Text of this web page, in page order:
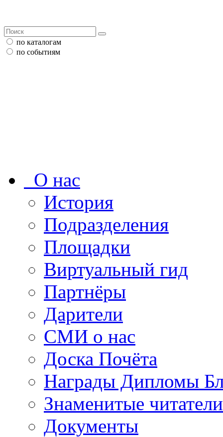
по каталогам
по событиям
О нас
История
Подразделения
Площадки
Виртуальный гид
Партнёры
Дарители
СМИ о нас
Доска Почёта
Награды Дипломы
Знаменитые
Документы